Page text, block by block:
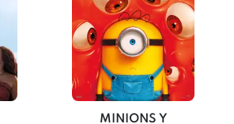
MINIONS Y